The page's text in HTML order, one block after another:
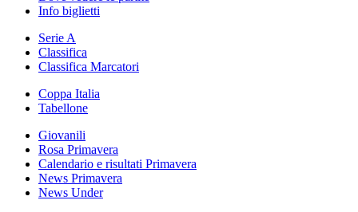
Info biglietti
Serie A
Classifica
Classifica Marcatori
Coppa Italia
Tabellone
Giovanili
Rosa Primavera
Calendario e risultati Primavera
News Primavera
News Under